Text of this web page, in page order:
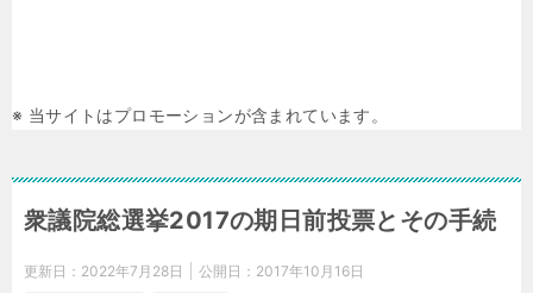
※ 当サイトはプロモーションが含まれています。
衆議院総選挙2017の期日前投票とその手続
更新日： 2022年7月28日 公開日： 2017年10月16日